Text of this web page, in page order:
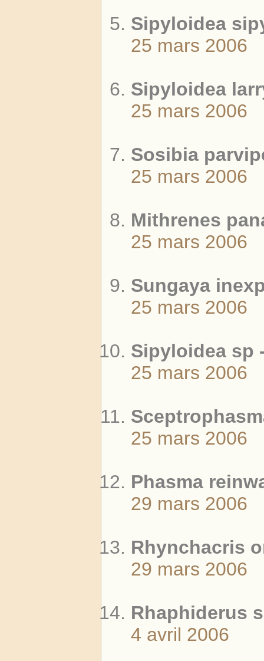
Sipyloidea
25 mars 2006
Sipyloidea
25 mars 2006
Sosibia
25 mars 2006
Mithrenes
25 mars 2006
Sungaya
25 mars 2006
Sipyloidea sp
25 mars 2006
25 mars 2006
Phasma
29 mars 2006
Rhynchacris
29 mars 2006
Rhaphiderus
4 avril 2006